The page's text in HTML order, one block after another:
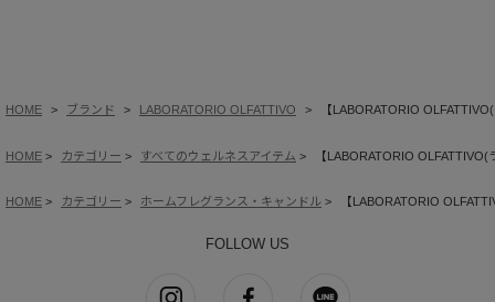
HOME ブランド LABORATORIO OLFATTIVO 【LABORATORIO
HOME カテゴリー すべてのウェルネスアイテム 【LABORATORIO
HOME カテゴリー ホームフレグランス・キャンドル 【LABORATORIO
FOLLOW US